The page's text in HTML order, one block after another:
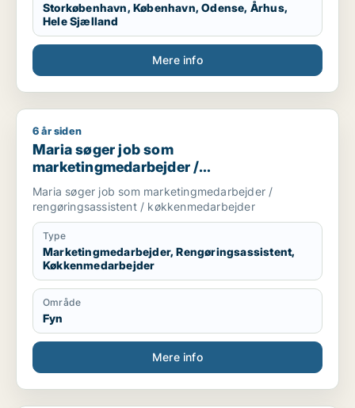
Storkøbenhavn, København, Odense, Århus,
Hele Sjælland
Mere info
Maria søger job som marketingmedarbejder /
6 år siden
Maria søger job som
marketingmedarbejder /
rengøringsassistent /
køkkenmedarbejder
Maria søger job som marketingmedarbejder /
rengøringsassistent / køkkenmedarbejder
Type
Marketingmedarbejder, Rengøringsassistent,
Køkkenmedarbejder
Område
Fyn
Mere info